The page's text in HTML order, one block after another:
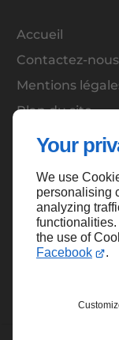
Your
We use
personalising
analyzing
the use of
Facebook
.
Accueil
Contactez-nous
Mentions
Plan du site